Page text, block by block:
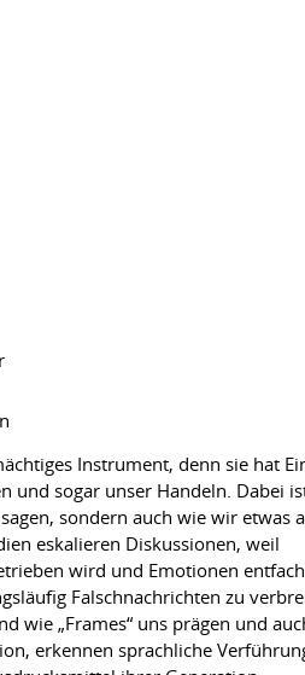
Instrument, denn sie hat
und sogar unser Handeln. Dabei
sondern auch wie wir etwas
eskalieren Diskussionen, weil
wird und Emotionen
Falschnachrichten zu
wie „Frames“ uns prägen und
erkennen sprachliche